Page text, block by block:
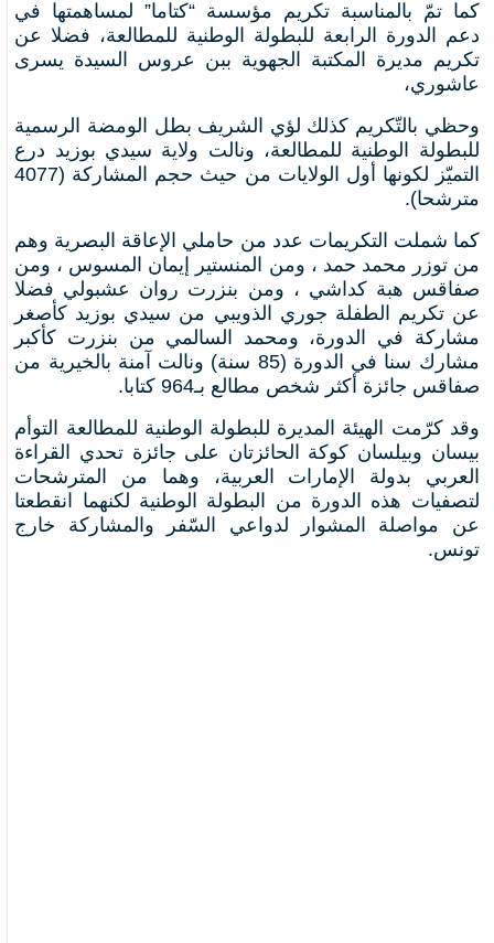
كما تمّ بالمناسبة تكريم مؤسسة “كتاما” لمساهمتها في
دعم الدورة الرابعة للبطولة الوطنية للمطالعة، فضلا عن
تكريم مديرة المكتبة الجهوية ببن عروس السيدة يسرى
عاشوري،
وحظي بالتّكريم كذلك لؤي الشريف بطل الومضة الرسمية
للبطولة الوطنية للمطالعة، ونالت ولاية سيدي بوزيد درع
التميّز لكونها أول الولايات من حيث حجم المشاركة (4077
مترشحا).
كما شملت التكريمات عدد من حاملي الإعاقة البصرية وهم
من توزر محمد حمد ، ومن المنستير إيمان المسوس ، ومن
صفاقس هبة كداشي ، ومن بنزرت روان عشبولي فضلا
عن تكريم الطفلة جوري الذويبي من سيدي بوزيد كأصغر
مشاركة في الدورة، ومحمد السالمي من بنزرت كأكبر
مشارك سنا في الدورة (85 سنة) ونالت آمنة بالخيرية من
صفاقس جائزة أكثر شخص مطالع بـ964 كتابا.
وقد كرّمت الهيئة المديرة للبطولة الوطنية للمطالعة التوأم
بيسان وبيلسان كوكة الحائزتان على جائزة تحدي القراءة
العربي بدولة الإمارات العربية، وهما من المترشحات
لتصفيات هذه الدورة من البطولة الوطنية لكنهما انقطعتا
عن مواصلة المشوار لدواعي السّفر والمشاركة خارج
تونس.